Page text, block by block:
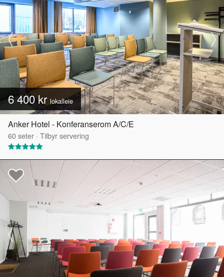
6 400 kr lokalleie
Anker Hotel - Konferanserom A/C/E
60seter · Tilbyr servering